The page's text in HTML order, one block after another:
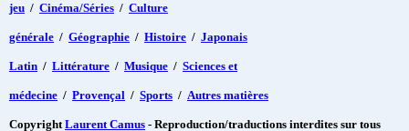
jeu / Cinéma/Séries / Culture
générale / Géographie / Histoire / Japonais
Latin / Littérature / Musique / Sciences et
médecine / Provençal / Sports / Autres matières
CopyrightLaurent Camus - Reproduction/traductions interdites sur tous